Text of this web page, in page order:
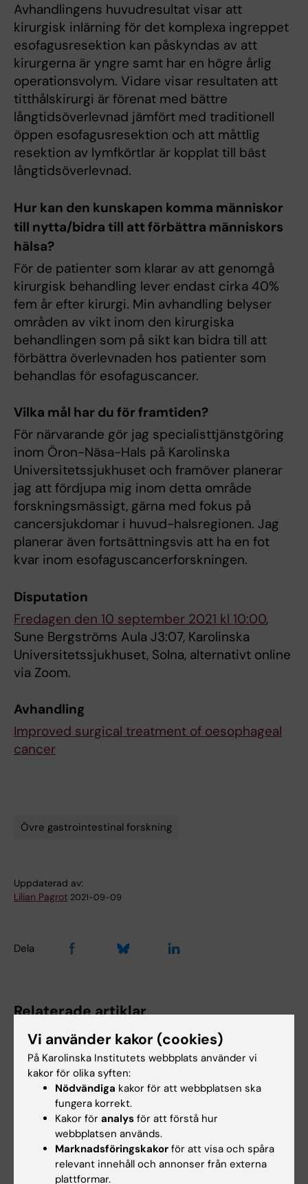
Avhandlingens huvudresultat visar att
kirurgisk inlärning för det komplexa ingreppet
esofagusresektion kan påskyndas av att
kirurgerna är yngre samt har en högre årlig
operationsvolym. Vidare visar resultaten att
titthålskirurgi är förenat med bättre
långtidsöverlevnad jämfört med traditionell
öppen esofagusresektion och att måttlig
resektion av lymfkörtlar är kopplat till bäst
långtidsöverlevnad.
Hur kan den kunskapen komma människor
till nytta/bidra till att förbättra människors
hälsa?
För de patienter som klarar av att genomgå
kirurgisk behandling lever endast cirka 40%
fem år efter kirurgi. Min avhandling belyser
områden av vikt inom den kirurgiska
behandlingen som på sikt kan bidra till att
förbättra överlevnaden hos patienter som
behandlas för esofaguscancer.
Vilka mål har du för framtiden?
För närvarande gör jag specialisttjänstgöring
inom Öron-Näsa-Hals på Karolinska
Universitetssjukhuset och framöver planerar
jag att fördjupa mig inom detta område
forskningsmässigt, gärna med fokus på
cancersjukdomar i huvud-halsregionen. Jag
planerar även fortsättningsvis att ha en fot
kvar inom esofaguscancerforskningen.
Disputation
Fredagen den 10 september 2021 kl 10:00,
Sune Bergströms Aula J3:07, Karolinska
Universitetssjukhuset, Solna, alternativt online
via Zoom.
Avhandling
Improved surgical treatment of oesophageal
cancer
Övre gastrointestinal forskning
Uppdaterad av:
Lilian Pagrot 2021-09-09
Dela
Relaterade artiklar
13 maj 2026
Avhandling om
livskvalitet efter
Cecilia Radkiewicz
docent i cancer och
Vi använder kakor (cookies)
På Karolinska Institutets webbplats använder vi
kakor för olika syften:
Nödvändiga kakor för att webbplatsen ska
fungera korrekt.
Kakor för analys för att förstå hur
webbplatsen används.
Marknadsföringskakor för att visa och spåra
relevant innehåll och annonser från externa
plattformar.